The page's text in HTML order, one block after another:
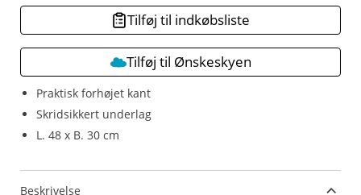
Praktisk forhøjet kant
Skridsikkert underlag
L. 48 x B. 30 cm
Tilføj til indkøbsliste
Tilføj til Ønskeskyen
Beskrivelse